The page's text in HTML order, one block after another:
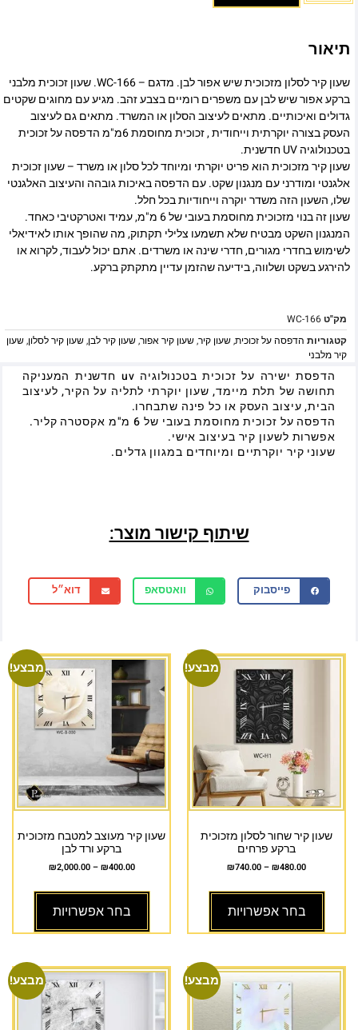
תיאור
שעון קיר לסלון מזכוכית שיש אפור לבן. מדגם – WC-166. שעון זכוכית מלבני
ברקע אפור שיש לבן עם משפרים רומיים בצבע זהב. מגיע עם מחוגים שקטים
גדולים ואיכותיים. מתאים לעיצוב הסלון או המשרד. מתאים גם לעיצוב
העסק בצורה יוקרתית וייחודית , זכוכית מחוסמת 6מ"מ הדפסה על זכוכית
בטכנולוגיה UV חדשנית.
שעון קיר מזכוכית הוא פריט יוקרתי ומיוחד לכל סלון או משרד – שעון זכוכית
אלגנטי ומודרני עם מנגנון שקט. עם הדפסה באיכות גובהה והעיצוב האלגנטי
שלו, השעון הזה משדר יוקרה וייחודיות בכל חלל.
שעון זה בנוי מזכוכית מחוסמת בעובי של 6 מ"מ, עמיד ואטרקטיבי כאחד.
המנגנון השקט מבטיח שלא תשמעו צלילי תקתוק, מה שהופך אותו לאידיאלי
לשימוש בחדרי מגורים, חדרי שינה או משרדים. אתם יכול לעבוד, לקרוא או
להירגע בשקט ושלווה, בידיעה שהזמן עדיין מתקתק ברקע.
מק"טWC-166
קטגוריות הדפסה על זכוכית,שעון קיר,שעון קיר אפור,שעון קיר לבן,שעון קיר לסלון,שעון
קיר מלבני
הדפסת ישירה על זכוכית בטכנולוגיה uv חדשנית המעניקה
תחושה של תלת מיימד, שעון יוקרתי לתליה על הקיר, לעיצוב
הבית, עיצוב העסק או כל פינה שתבחרו.
הדפסה על זכוכית מחוסמת בעובי של 6 מ"מ אקסטרה קליר.
אפשרות לשעון קיר בעיצוב אישי.
שעוני קיר יוקרתיים ומיוחדים במגוון גדלים.
שיתוף קישור מוצר:
פייסבוק וואטסאפ דוא״ל
מבצע!
שעון קיר שחור לסלון מזכוכית
ברקע פרחים
₪480.00
–
₪740.00
בחר אפשרויות
מבצע!
שעון קיר מעוצב למטבח מזכוכית
ברקע ורד לבן
₪400.00
–
₪2,000.00
בחר אפשרויות
מבצע! מבצע!